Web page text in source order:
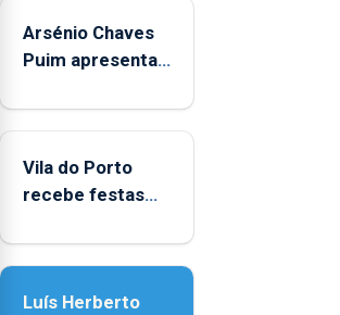
Arsénio Chaves
Puim apresenta
Biblioteca de Vila
Vila do Porto
recebe festas
Nossa Senhora
Luís Herberto